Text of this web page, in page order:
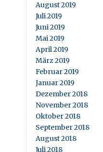
August 2019
Juli 2019
Juni 2019
Mai 2019
April 2019
März 2019
Februar 2019
Januar 2019
Dezember 2018
November 2018
Oktober 2018
September 2018
August 2018
Juli 2018